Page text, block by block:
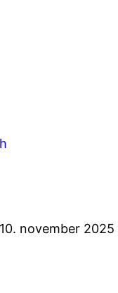
november